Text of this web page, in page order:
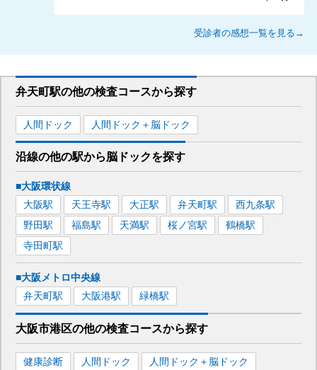
受診者の感想一覧を見る→
弁天町駅の他の検査コースから探す
人間ドック 人間ドック＋脳ドック
沿線の他の駅から脳ドックを探す
■大阪環状線
大阪駅 天王寺駅 大正駅 弁天町駅 西九条駅
野田駅 福島駅 天満駅 桜ノ宮駅 鶴橋駅
寺田町駅
■大阪メトロ中央線
弁天町駅 大阪港駅 緑橋駅
大阪市港区の他の検査コースから探す
健康診断 人間ドック
人間ドック＋脳ドック